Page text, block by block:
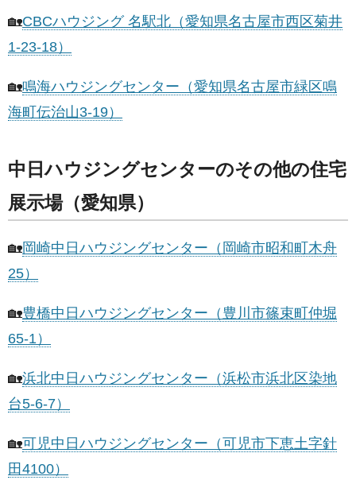
🏡CBCハウジング 名駅北（愛知県名古屋市西区菊井
1-23-18）
🏡鳴海ハウジングセンター（愛知県名古屋市緑区鳴
海町伝治山3-19）
中日ハウジングセンターのその他の住宅
展示場（愛知県）
🏡岡崎中日ハウジングセンター（岡崎市昭和町木舟
25）
🏡豊橋中日ハウジングセンター（豊川市篠束町仲堀
65-1）
🏡浜北中日ハウジングセンター（浜松市浜北区染地
台5-6-7）
🏡可児中日ハウジングセンター（可児市下恵土字針
田4100）